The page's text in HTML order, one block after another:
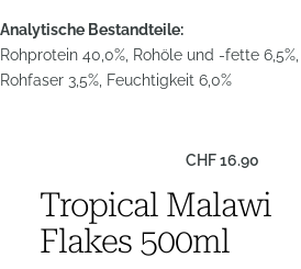
Analytische Bestandteile:
Rohprotein 40,0%, Rohöle und -fette 6,5%,
Rohfaser 3,5%, Feuchtigkeit 6,0%
CHF16.90
Tropical Malawi
Flakes 500ml